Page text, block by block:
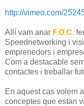
http://vimeo.com/
Allí vam anar F.O.C.
Speednetworking i
emprenedors i
Com a destacable
contactes i treballar
En aquest cas volem
conceptes que estan